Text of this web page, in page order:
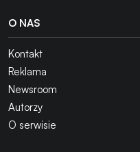
O NAS
Kontakt
Reklama
Newsroom
Autorzy
O serwisie